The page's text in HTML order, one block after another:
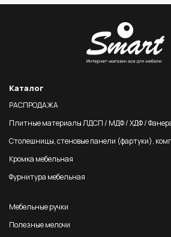
Каталог
РАСПРОДАЖА
Плитные материалы ЛДСП / МДФ / ХДФ /
Столешницы, стеновые панели (фартуки),
Кромка мебельная
Фурнитура мебельная
Мебельные ручки
Полезные мелочи